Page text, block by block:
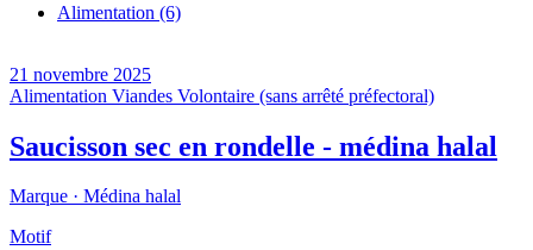
Alimentation (6)
21 novembre 2025
Alimentation Viandes Volontaire (sans arrêté préfectoral)
Saucisson sec en rondelle - médina halal
Marque · Médina halal
Motif